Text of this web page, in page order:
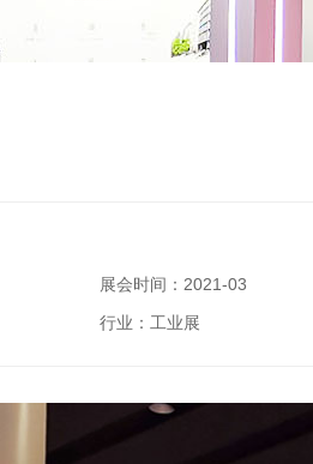
展会时间：2021-03
行业：工业展